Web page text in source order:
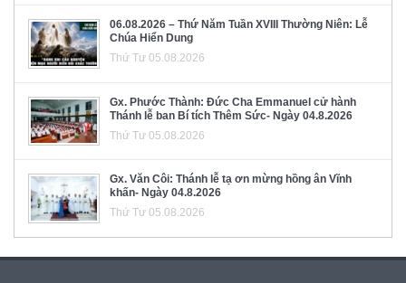
06.08.2026 – Thứ Năm Tuần XVIII Thường Niên: Lễ
Chúa Hiển Dung
Thứ Tư 05.08.2026
Gx. Phước Thành: Đức Cha Emmanuel cử hành
Thánh lễ ban Bí tích Thêm Sức- Ngày 04.8.2026
Thứ Tư 05.08.2026
Gx. Văn Côi: Thánh lễ tạ ơn mừng hồng ân Vĩnh
khấn- Ngày 04.8.2026
Thứ Tư 05.08.2026